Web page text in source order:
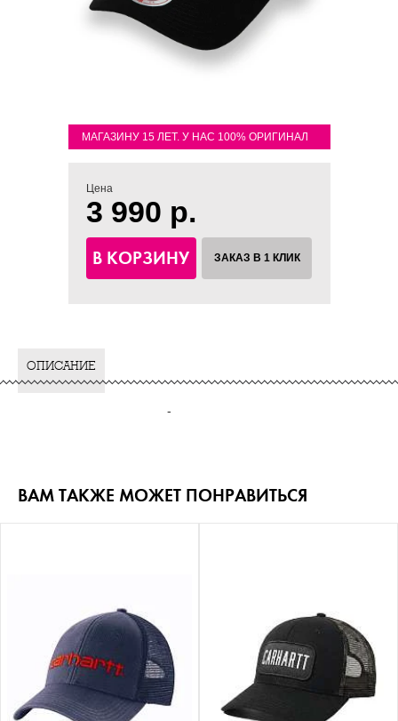
МАГАЗИНУ 15 ЛЕТ. У НАС 100% ОРИГИНАЛ
Цена
3 990 р.
В КОРЗИНУ ЗАКАЗ В 1 КЛИК
ОПИСАНИЕ
-
ВАМ ТАКЖЕ МОЖЕТ ПОНРАВИТЬСЯ